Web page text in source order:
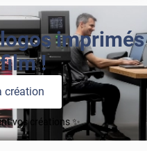
imprimés
!
création
vos créations ✨